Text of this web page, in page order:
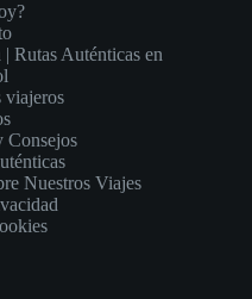
Rutas Auténticas en
viajeros
Consejos
Nuestros Viajes